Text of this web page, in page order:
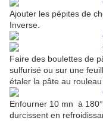
Ajouter les pépites de
Inverse.
Faire des boulettes de
sulfurisé ou sur une
étaler la pâte au
Enfourner 10 mn à
durcissent en